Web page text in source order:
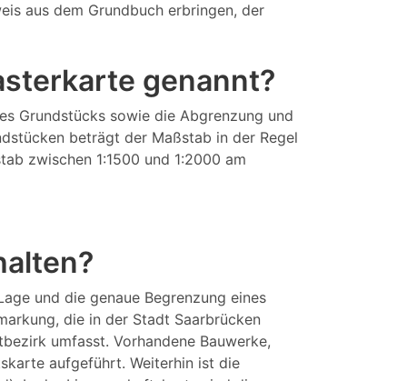
aus dem Grundbuch erbringen, der
genannt?
Grundstücks sowie die Abgrenzung und
beträgt der Maßstab in der Regel
zwischen 1:1500 und 1:2000 am
und die genaue Begrenzung eines
die in der Stadt Saarbrücken
umfasst. Vorhandene Bauwerke,
aufgeführt. Weiterhin ist die